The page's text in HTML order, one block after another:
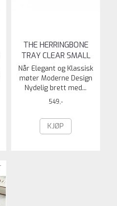
THE HERRINGBONE
TRAY CLEAR SMALL
Når Elegant og Klassisk
møter Moderne Design
Nydelig brett med...
549,-
KJØP